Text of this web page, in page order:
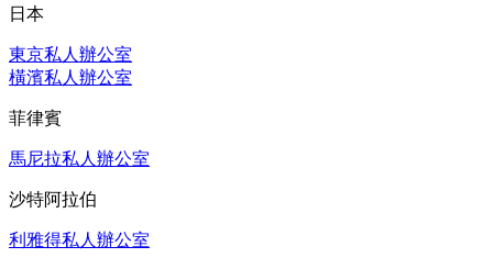
日本
東京私人辦公室
橫濱私人辦公室
菲律賓
馬尼拉私人辦公室
沙特阿拉伯
利雅得私人辦公室